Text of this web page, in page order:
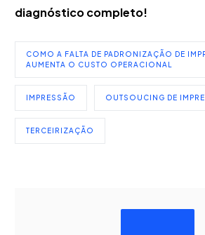
diagnóstico completo!
COMO A FALTA DE PADRONIZAÇÃO DE
AUMENTA O CUSTO OPERACIONAL
IMPRESSÃO OUTSOUCING DE
TERCEIRIZAÇÃO